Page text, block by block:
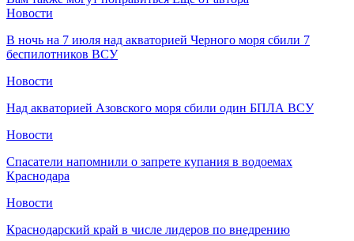
Новости
В ночь на 7 июля над акваторией Черного моря сбили 7
беспилотников ВСУ
Новости
Над акваторией Азовского моря сбили один БПЛА ВСУ
Новости
Спасатели напомнили о запрете купания в водоемах
Краснодара
Новости
Краснодарский край в числе лидеров по внедрению